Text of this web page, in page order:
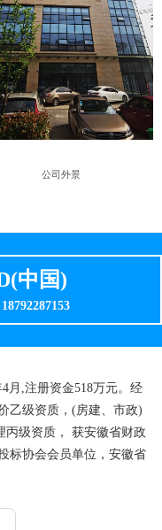
公司外景
中国)
18792287153
月,注册资金518万元。经
乙级资质，(房建、市政)
丙级资质， 获安徽省财政
标协会会员单位，安徽省